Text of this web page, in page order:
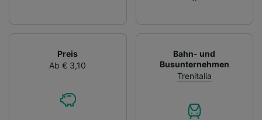
Preis
Ab € 3,10
Bahn- und
Busunternehmen
Trenitalia